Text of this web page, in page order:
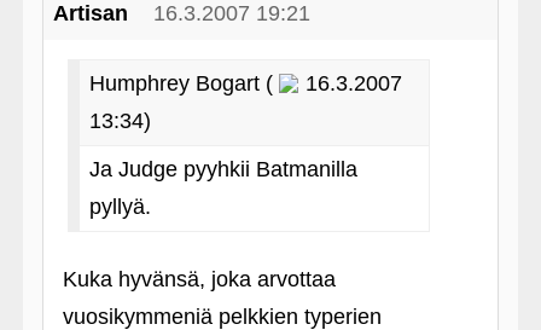
Artisan 16.3.2007 19:21
Humphrey Bogart (
16.3.2007
13:34)
Ja Judge pyyhkii Batmanilla
pyllyä.
Kuka hyvänsä, joka arvottaa
vuosikymmeniä pelkkien typerien